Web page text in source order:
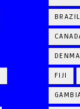
BRAZIL
FIJI